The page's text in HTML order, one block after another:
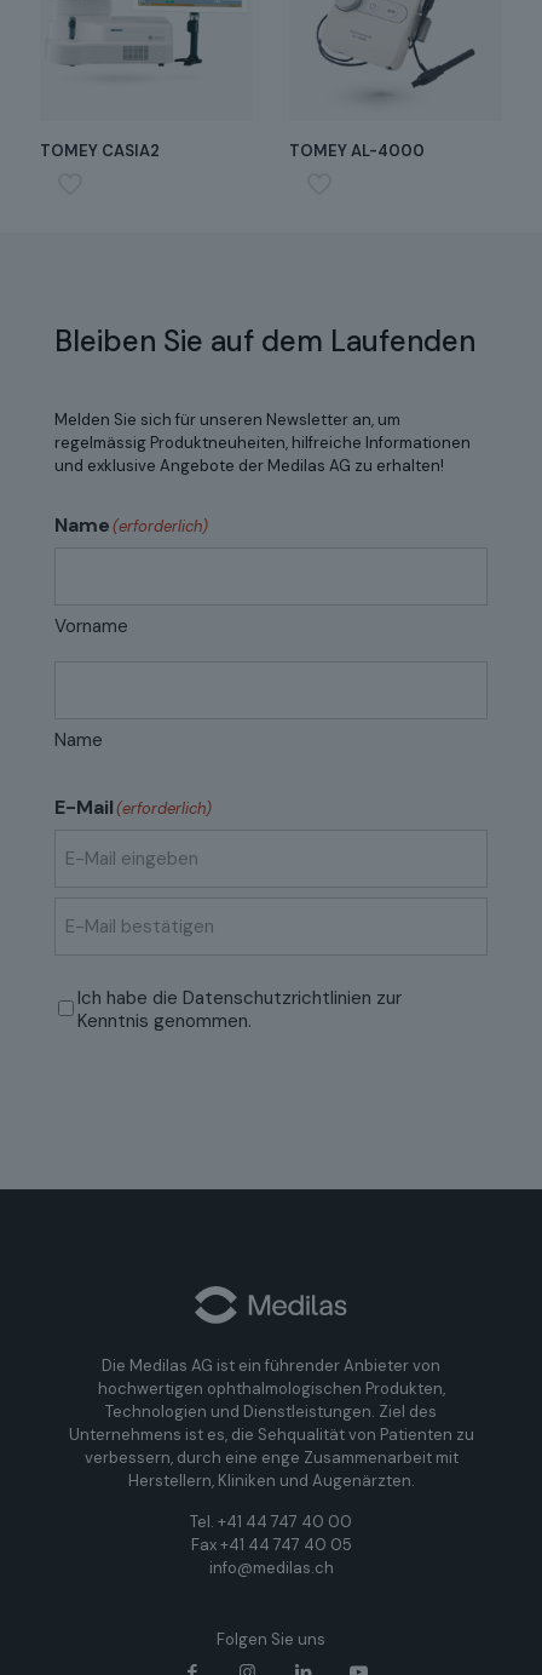
TOMEY CASIA2 TOMEY AL-4000
Bleiben Sie auf dem Laufenden
Melden Sie sich für unseren Newsletter an, um
regelmässig Produktneuheiten, hilfreiche Informationen
und exklusive Angebote der Medilas AG zu erhalten!
Name(erforderlich)
Vorname
Name
E-Mail(erforderlich)
Mail
Mail
bestätigen
Datenschutzrichtlinien(erforderlich)
Ich habe die Datenschutzrichtlinien zur
Kenntnis genommen.
Die Medilas AG ist ein führender Anbieter von
hochwertigen ophthalmologischen Produkten,
Technologien und Dienstleistungen. Ziel des
Unternehmens ist es, die Sehqualität von Patienten zu
verbessern, durch eine enge Zusammenarbeit mit
Herstellern, Kliniken und Augenärzten.
Tel. +41 44 747 40 00
Fax +41 44 747 40 05
info@medilas.ch
Folgen Sie uns